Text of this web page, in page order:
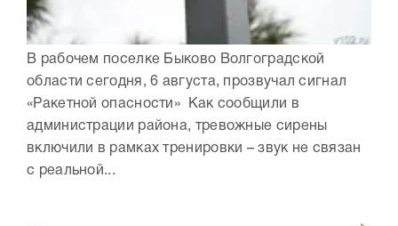
В рабочем поселке Быково Волгоградской
области сегодня, 6 августа, прозвучал сигнал
«Ракетной опасности» Как сообщили в
администрации района, тревожные сирены
включили в рамках тренировки – звук не связан
с реальной...